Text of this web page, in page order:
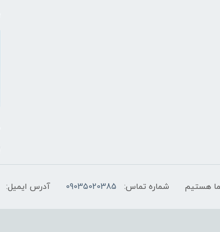
شماره تماس: 09035020385 آدرس ایمیل: